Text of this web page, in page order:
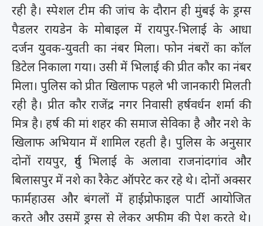
रही है। स्पेशल टीम की जांच के दौरान ही मुंबई के ड्रग्स
पैडलर रायडेन के मोबाइल में रायपुर-भिलाई के आधा
दर्जन युवक-युवती का नंबर मिला। फोन नंबरों का कॉल
डिटेल निकाला गया। उसी में भिलाई की प्रीत कौर का नंबर
मिला। पुलिस को प्रीत खिलाफ पहले भी जानकारी मिलती
रही है। प्रीत कौर राजेंद्र नगर निवासी हर्षवर्धन शर्मा की
मित्र है। हर्ष की मां शहर की समाज सेविका है और नशे के
खिलाफ अभियान में शामिल रहती है। पुलिस के अनुसार
दोनों रायपुर, दुर्ग भिलाई के अलावा राजनांदगांव और
बिलासपुर में नशे का रैकेट ऑपरेट कर रहे थे। दोनों अक्सर
फार्महाउस और बंगलों में हाईप्रोफाइल पार्टी आयोजित
करते और उसमें ड्रग्स से लेकर अफीम की पेश करते थे।